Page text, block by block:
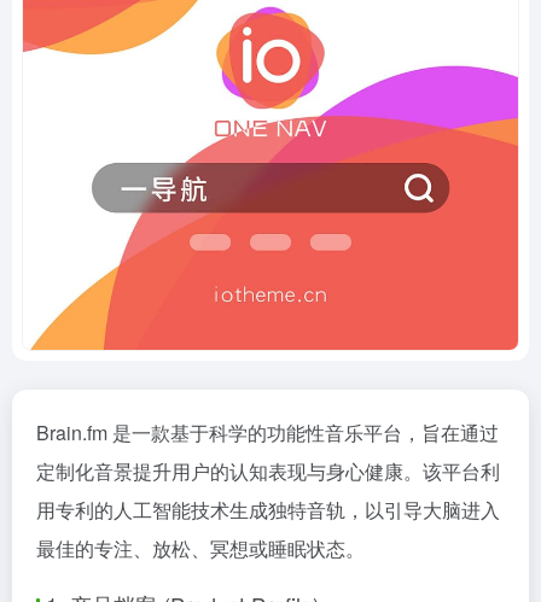
Brain.fm 是一款基于科学的功能性音乐平台，旨在通过
定制化音景提升用户的认知表现与身心健康。该平台利
用专利的人工智能技术生成独特音轨，以引导大脑进入
最佳的专注、放松、冥想或睡眠状态。